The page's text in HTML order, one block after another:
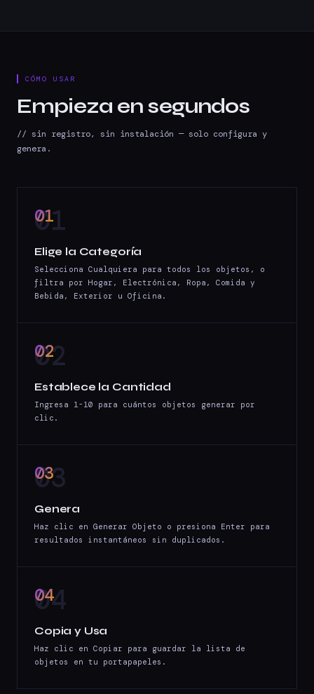
CÓMO USAR
Empieza en segundos
// sin registro, sin instalación — solo configura y
genera.
01
Elige la Categoría
Selecciona Cualquiera para todos los objetos, o
filtra por Hogar, Electrónica, Ropa, Comida y
Bebida, Exterior u Oficina.
02
Establece la Cantidad
Ingresa 1-10 para cuántos objetos generar por
clic.
03
Genera
Haz clic en Generar Objeto o presiona Enter para
resultados instantáneos sin duplicados.
04
Copia y Usa
Haz clic en Copiar para guardar la lista de
objetos en tu portapapeles.